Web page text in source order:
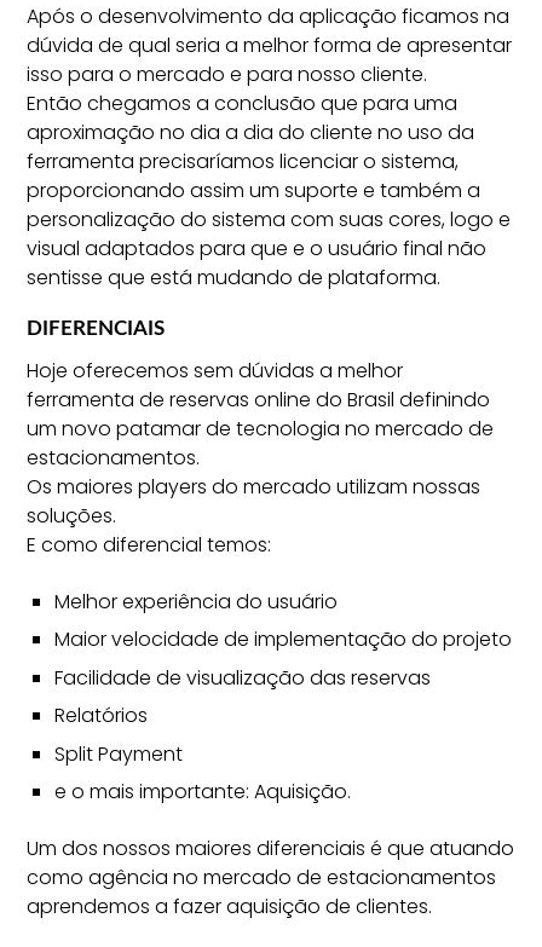
Após o desenvolvimento da aplicação ficamos na
dúvida de qual seria a melhor forma de apresentar
isso para o mercado e para nosso cliente.
Então chegamos a conclusão que para uma
aproximação no dia a dia do cliente no uso da
ferramenta precisaríamos licenciar o sistema,
proporcionando assim um suporte e também a
personalização do sistema com suas cores, logo e
visual adaptados para que e o usuário final não
sentisse que está mudando de plataforma.
DIFERENCIAIS
Hoje oferecemos sem dúvidas a melhor
ferramenta de reservas online do Brasil definindo
um novo patamar de tecnologia no mercado de
estacionamentos.
Os maiores players do mercado utilizam nossas
soluções.
E como diferencial temos:
Melhor experiência do usuário
Maior velocidade de implementação do projeto
Facilidade de visualização das reservas
Relatórios
Split Payment
e o mais importante: Aquisição.
Um dos nossos maiores diferenciais é que atuando
como agência no mercado de estacionamentos
aprendemos a fazer aquisição de clientes.